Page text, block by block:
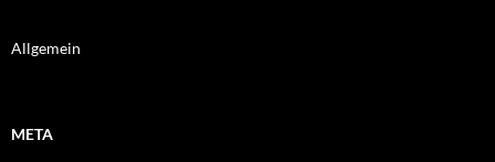
Allgemein
META